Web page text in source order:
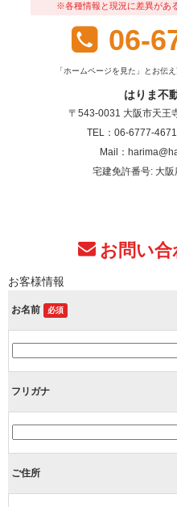
※各種情報と現況に差異があ
06-
「ホームページを見た」とお伝
はりま不
〒543-0031 大阪市天王
TEL：06-6777-
Mail：
宅建免許番号: 大
お問い
お客様情報
お名前 必須
フリガナ
ご住所